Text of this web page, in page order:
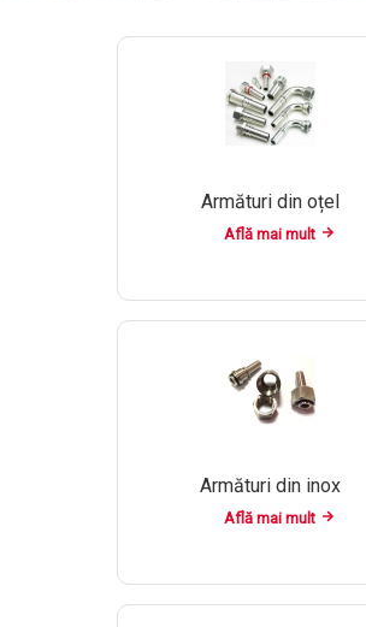
Armături din oțel
Află mai mult
Armături din inox
Află mai mult